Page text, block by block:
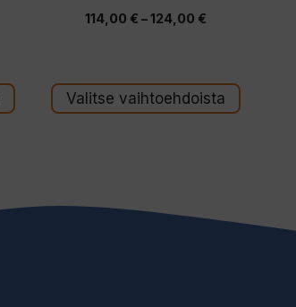
5:stä
114,00 € –124,00 €
124,00 €
Valitse vaihtoehdoista